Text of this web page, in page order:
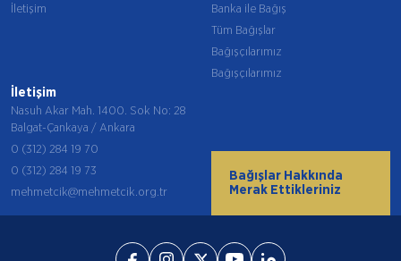
İletişim
Banka ile Bağış
Tüm Bağışlar
Bağışçılarımız
Bağışçılarımız
İletişim
Nasuh Akar Mah. 1400. Sok No: 28
Balgat-Çankaya / Ankara
0 (312) 284 19 70
0 (312) 284 19 73
mehmetcik@mehmetcik.org.tr
Bağışlar Hakkında
Merak Ettikleriniz